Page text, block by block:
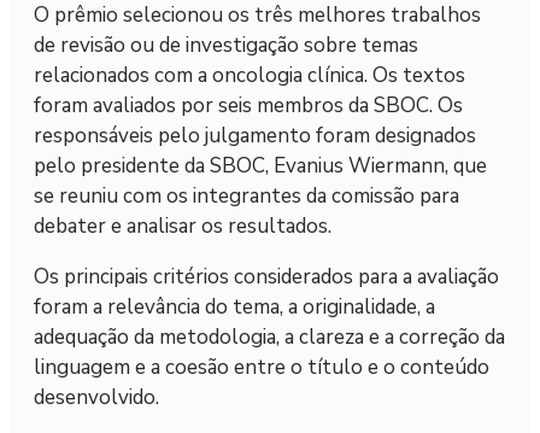
O prêmio selecionou os três melhores trabalhos
de revisão ou de investigação sobre temas
relacionados com a oncologia clínica. Os textos
foram avaliados por seis membros da SBOC. Os
responsáveis pelo julgamento foram designados
pelo presidente da SBOC, Evanius Wiermann, que
se reuniu com os integrantes da comissão para
debater e analisar os resultados.
Os principais critérios considerados para a avaliação
foram a relevância do tema, a originalidade, a
adequação da metodologia, a clareza e a correção da
linguagem e a coesão entre o título e o conteúdo
desenvolvido.